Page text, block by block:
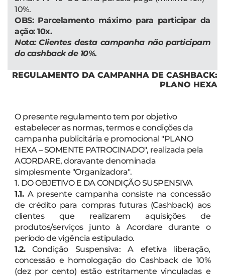
10%.
OBS: Parcelamento máximo para participar da
ação: 10x.
Nota: Clientes desta campanha não participam
do cashback de 10%.
REGULAMENTO DA CAMPANHA DE CASHBACK:
PLANO HEXA
O presente regulamento tem por objetivo
estabelecer as normas, termos e condições da
campanha publicitária e promocional "PLANO
HEXA – SOMENTE PATROCINADO", realizada pela
ACORDARE, doravante denominada
simplesmente "Organizadora".
1. DO OBJETIVO E DA CONDIÇÃO SUSPENSIVA
1.1. A presente campanha consiste na concessão
de crédito para compras futuras (Cashback) aos
clientes que realizarem aquisições de
produtos/serviços junto à Acordare durante o
período de vigência estipulado.
1.2.Condição Suspensiva: A efetiva liberação,
concessão e homologação do Cashback de 10%
(dez por cento) estão estritamente vinculadas e